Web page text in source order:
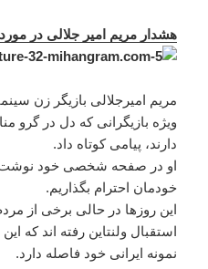
هشدار مریم امیر جلالی در مورد
مریم امیرجلالی بازیگر زن
ویژه بازیگرانی که دل در گرو
دارند، پیامی کوتاه داد.
او در صفحه شخصی خود نوشت:
خودمان احترام بگذاریم.
این روزها در حالی برخی از
استقبال ولنتاین رفته اند که
نمونه ایرانی خود فاصله دارد.